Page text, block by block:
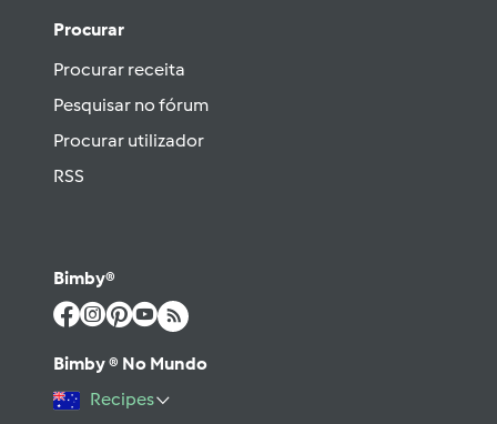
Procurar
Procurar receita
Pesquisar no fórum
Procurar utilizador
RSS
Bimby®
Bimby ® No Mundo
Recipes